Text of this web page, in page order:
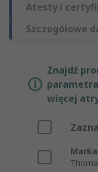
Atesty i
Szczegółowe
Znajdź
więcej
Marka